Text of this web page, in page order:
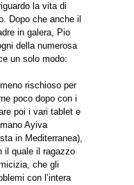
la vita di
Dopo che anche il
in galera, Pio
della numerosa
un solo modo:
rischioso per
poco dopo con i
poi i vari tablet e
Ayiva
in Mediterranea),
il quale il ragazzo
che gli
con l’intera